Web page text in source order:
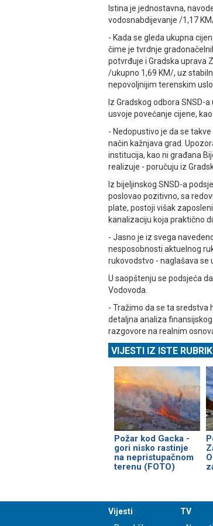
Istina je jednostavna,
vodosnabdijevanje /1,17
- Kada se gleda ukupna
čime je tvrdnje
potvrđuje i Gradska uprava
/ukupno 1,69 KM/, uz
nepovoljnijim terenskim
Iz Gradskog odbora
usvoje povećanje cijene,
- Nedopustivo je da se
način kažnjava grad.
institucija, kao ni građana
realizuje - poručuju iz
Iz bijeljinskog SNSD-a
poslovao pozitivno, sa
plate, postoji višak
kanalizaciju koja praktično
- Јasno je iz svega
nesposobnosti aktuelnog
rukovodstvo - naglašava se
U saopštenju se podsjeća
Vodovoda.
- Tražimo da se ta sredstva
detaljna analiza
razgovore na realnim
VIJESTI IZ ISTE
Požar kod Gacka -
gori nisko rastinje
na nepristupačnom
terenu (FOTO)
Vijesti
TV